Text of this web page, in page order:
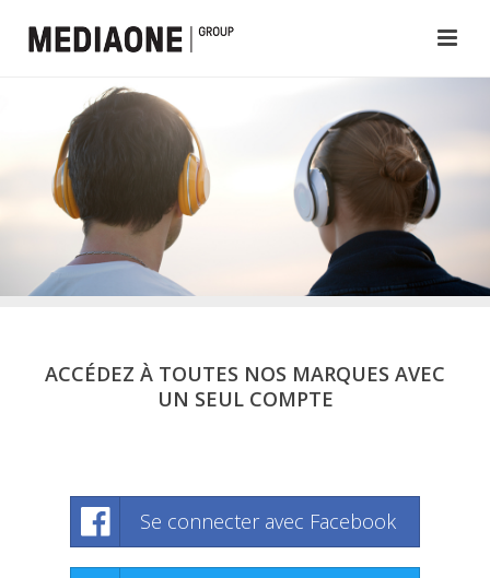
ACCÉDEZ À TOUTES NOS MARQUES AVEC
UN SEUL COMPTE
Se connecter avec Facebook